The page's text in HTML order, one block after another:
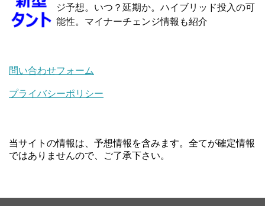
ジ予想。いつ？延期か。ハイブリッド投入の可
能性。マイナーチェンジ情報も紹介
問い合わせフォーム
プライバシーポリシー
当サイトの情報は、予想情報を含みます。全てが確定情報
ではありませんので、ご了承下さい。